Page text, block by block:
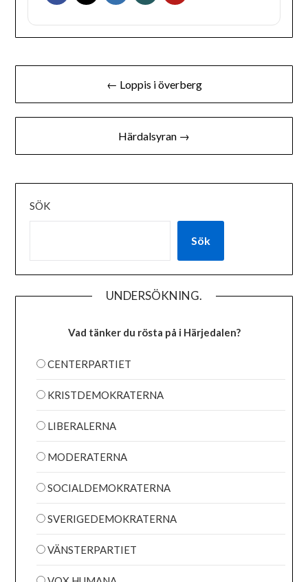
Inläggsnavigering
← Loppis i överberg
Härdalsyran →
SÖK
Sök
UNDERSÖKNING.
Vad tänker du rösta på i Härjedalen?
CENTERPARTIET
KRISTDEMOKRATERNA
LIBERALERNA
MODERATERNA
SOCIALDEMOKRATERNA
SVERIGEDEMOKRATERNA
VÄNSTERPARTIET